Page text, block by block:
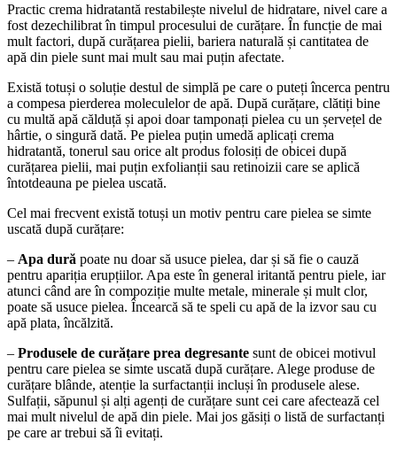
Practic crema hidratantă restabilește nivelul de hidratare, nivel care a
fost dezechilibrat în timpul procesului de curățare. În funcție de mai
mult factori, după curățarea pielii, bariera naturală și cantitatea de
apă din piele sunt mai mult sau mai puțin afectate.
Există totuși o soluție destul de simplă pe care o puteți încerca pentru
a compesa pierderea moleculelor de apă. După curățare, clătiți bine
cu multă apă călduță și apoi doar tamponați pielea cu un șervețel de
hârtie, o singură dată. Pe pielea puțin umedă aplicați crema
hidratantă, tonerul sau orice alt produs folosiți de obicei după
curățarea pielii, mai puțin exfolianții sau retinoizii care se aplică
întotdeauna pe pielea uscată.
Cel mai frecvent există totuși un motiv pentru care pielea se simte
uscată după curățare:
– Apa dură poate nu doar să usuce pielea, dar și să fie o cauză
pentru apariția erupțiilor. Apa este în general iritantă pentru piele, iar
atunci când are în compoziție multe metale, minerale și mult clor,
poate să usuce pielea. Încearcă să te speli cu apă de la izvor sau cu
apă plata, încălzită.
– Produsele de curățare prea degresante sunt de obicei motivul
pentru care pielea se simte uscată după curățare. Alege produse de
curățare blânde, atenție la surfactanții incluși în produsele alese.
Sulfații, săpunul și alți agenți de curățare sunt cei care afectează cel
mai mult nivelul de apă din piele. Mai jos găsiți o listă de surfactanți
pe care ar trebui să îi evitați.